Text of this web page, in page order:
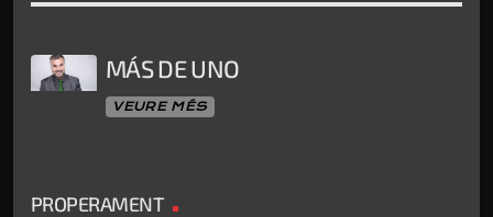
MÁS DE UNO
VEURE MÉS
PROPERAMENT